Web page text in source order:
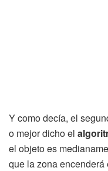
Y como decía, el
o mejor dicho el
el objeto es
que la zona